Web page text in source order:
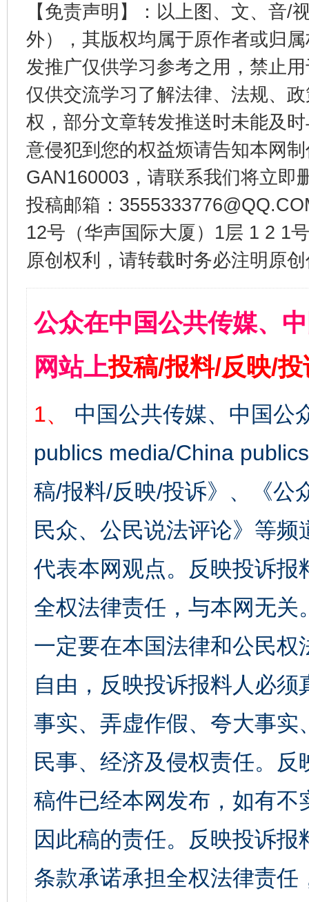
【免责声明】：以上图、文、音/
外），其版权均属于原作者或归
发推广仅供学习参考之用，禁止
仅供交流学习了解法律、法规、
权，部分文章转发推送时未能及
意侵犯到您的权益烦请告知本网
GAN160003，请联系我们将立即
投稿邮箱：
12号（华声国际大厦）1层 1 2 1
原创权利，请转载时务必注明原
公众在中国公共传媒、
网站上投稿/报料/反映/
1、
中国公共传媒、中国公
publics media/China
稿/报料/反映/投诉》、《公
民众、公民说法评论》等
代表本网观点。反映投诉
全权法律责任，与本网无
一定要在本国法律和公民
自由，反映投诉报料人必
事实、弄虚作假、夸大事
民事、经济及侵权责任。
稿件已经本网发布，如有
因此稿的责任。反映投诉
条款承诺承担全权法律责